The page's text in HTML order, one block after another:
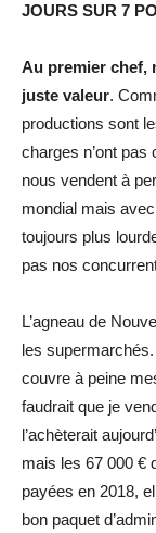
JOURS SUR 7
Au premier chef,
juste valeur.
productions sont
charges n’ont pas
nous vendent à
mondial mais
toujours plus
pas nos
L’agneau de
les
couvre à peine
faudrait que je
l’achèterait
mais les 67 000 €
payées en 2018,
bon paquet